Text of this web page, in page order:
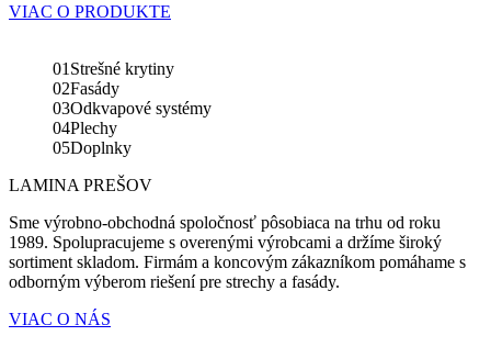
VIAC O PRODUKTE
01 Strešné krytiny
02Fasády
03Odkvapové systémy
04Plechy
05Doplnky
LAMINA PREŠOV
Sme výrobno-obchodná spoločnosť pôsobiaca na trhu od roku
1989. Spolupracujeme s overenými výrobcami a držíme široký
sortiment skladom. Firmám a koncovým zákazníkom pomáhame s
odborným výberom riešení pre strechy a fasády.
VIAC O NÁS